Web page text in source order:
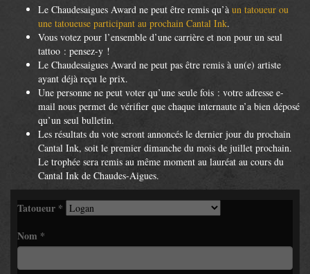
Le Chaudesaigues Award ne peut être remis qu’à un tatoueur ou
une tatoueuse participant au prochain Cantal Ink.
Vous votez pour l’ensemble d’une carrière et non pour un seul
tattoo : pensez-y !
Le Chaudesaigues Award ne peut pas être remis à un(e) artiste
ayant déjà reçu le prix.
Une personne ne peut voter qu’une seule fois : votre adresse e-
mail nous permet de vérifier que chaque internaute n’a bien déposé
qu’un seul bulletin.
Les résultats du vote seront annoncés le dernier jour du prochain
Cantal Ink, soit le premier dimanche du mois de juillet prochain.
Le trophée sera remis au même moment au lauréat au cours du
Cantal Ink de Chaudes-Aigues.
Tatoueur *
Nom *